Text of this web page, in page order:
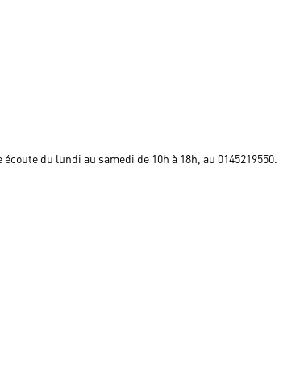
du lundi au samedi de 10h à 18h, au 0145219550.